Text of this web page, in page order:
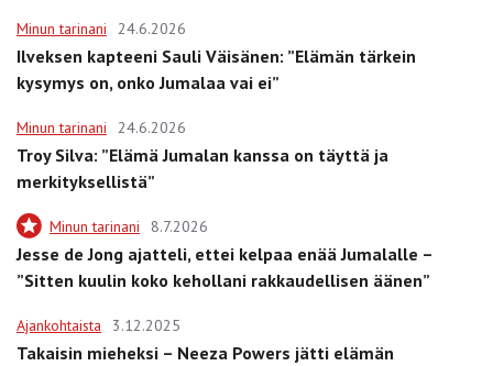
Minun tarinani 24.6.2026
Ilveksen kapteeni Sauli Väisänen: ”Elämän tärkein
kysymys on, onko Jumalaa vai ei”
Minun tarinani 24.6.2026
Troy Silva: ”Elämä Jumalan kanssa on täyttä ja
merkityksellistä”
Minun tarinani 8.7.2026
Jesse de Jong ajatteli, ettei kelpaa enää Jumalalle –
”Sitten kuulin koko kehollani rakkaudellisen äänen”
Ajankohtaista 3.12.2025
Takaisin mieheksi – Neeza Powers jätti elämän